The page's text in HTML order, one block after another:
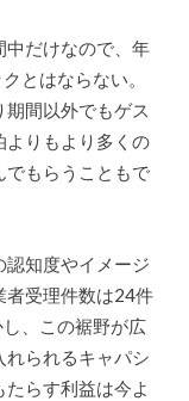
中だけなので、年
とはならない。
間以外でもゲス
よりもより多くの
でもらうこともで
知度やイメージ
者受理件数は24件
、この裾野が広
れられるキャパシ
らす利益は今よ